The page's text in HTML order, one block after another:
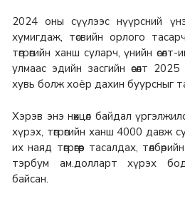
2024 оны сүүлээс нүүрсний
хумигдаж, төсвийн орлого
төгрөгийн ханш суларч, үнийн
улмаас эдийн засгийн өсөлт
хувь болж хоёр дахин буурсныг
Хэрэв энэ нөхцөл байдал
хүрэх, төгрөгийн ханш 4000 давж
их наяд төгрөгөөр тасалдах,
тэрбум ам.долларт хүрэх
байсан.